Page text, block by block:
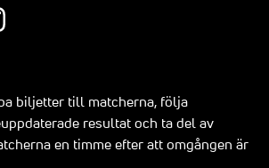
biljetter till matcherna, följa
resultat och ta del av
en timme efter att omgången är